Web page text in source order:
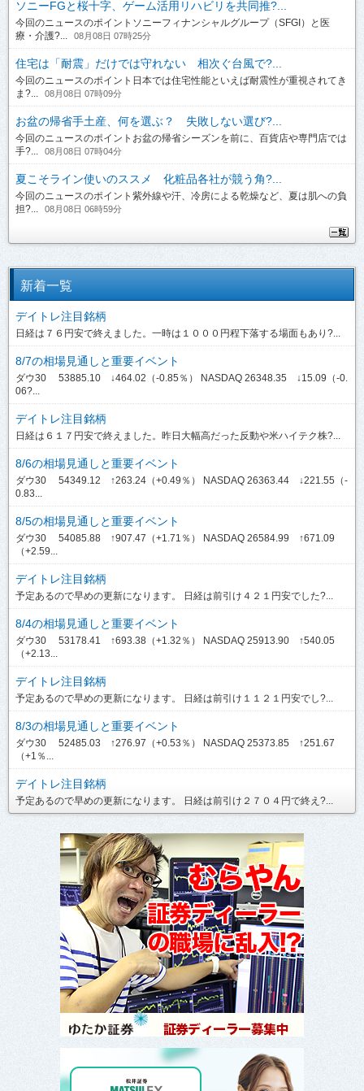
ソニーFGと桜十字、ゲーム活用リハビリを共同推?...
今回のニュースのポイントソニーフィナンシャルグループ（SFGI）と医
療・介護?...
08月08日 07時25分
住宅は「耐震」だけでは守れない 相次ぐ台風で?...
今回のニュースのポイント日本では住宅性能といえば耐震性が重視されてき
ま?...
08月08日 07時09分
お盆の帰省手土産、何を選ぶ？ 失敗しない選び?...
今回のニュースのポイントお盆の帰省シーズンを前に、百貨店や専門店では
手?...
08月08日 07時04分
夏こそライン使いのススメ 化粧品各社が競う角?...
今回のニュースのポイント紫外線や汗、冷房による乾燥など、夏は肌への負
担?...
08月08日 06時59分
新着一覧
デイトレ注目銘柄
日経は７６円安で終えました。一時は１０００円程下落する場面もあり?...
8/7の相場見通しと重要イベント
ダウ30 53885.10 ↓464.02（-0.85％） NASDAQ 26348.35 ↓15.09（-0.
06?...
デイトレ注目銘柄
日経は６１７円安で終えました。昨日大幅高だった反動や米ハイテク株?...
8/6の相場見通しと重要イベント
ダウ30 54349.12 ↑263.24（+0.49％） NASDAQ 26363.44 ↓221.55（-
0.83...
8/5の相場見通しと重要イベント
ダウ30 54085.88 ↑907.47（+1.71％） NASDAQ 26584.99 ↑671.09
（+2.59...
デイトレ注目銘柄
予定あるので早めの更新になります。 日経は前引け４２１円安でした?...
8/4の相場見通しと重要イベント
ダウ30 53178.41 ↑693.38（+1.32％） NASDAQ 25913.90 ↑540.05
（+2.13...
デイトレ注目銘柄
予定あるので早めの更新になります。 日経は前引け１１２１円安でし?...
8/3の相場見通しと重要イベント
ダウ30 52485.03 ↑276.97（+0.53％） NASDAQ 25373.85 ↑251.67
（+1％...
デイトレ注目銘柄
予定あるので早めの更新になります。 日経は前引け２７０４円で終え?...